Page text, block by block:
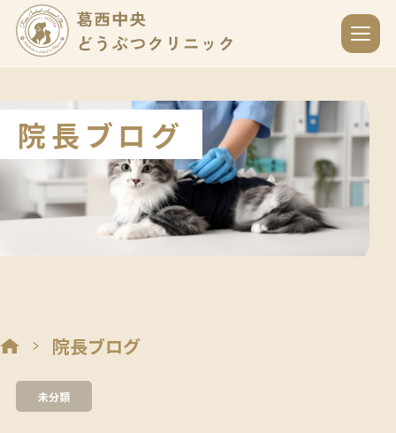
院長ブログ
院長ブログ
未分類